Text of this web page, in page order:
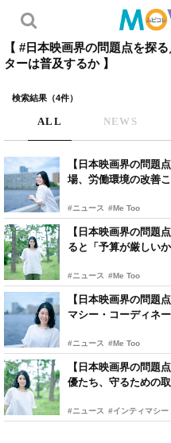
【 #日本映画界の問題点を探
ターは普及するか 】
検索結果（4件）
ALL NEWS
【日本映画界の問題
場、労働環境の改善
#ニュース #Me Too
【日本映画界の問題
ると「予算が厳しい
#ニュース #Me Too
【日本映画界の問題
マシー・コーディネ
#ニュース #Me Too
【日本映画界の問題
優たち、守るための
#ニュース #インティマシー